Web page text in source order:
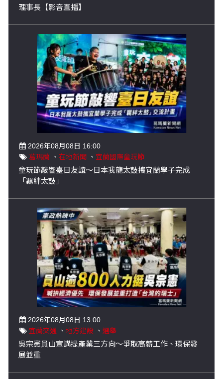
理事長【影音直播】
2026年08月08日 16:00
葛瑪蘭 、 在地新聞 、 宜蘭國際童玩節
童玩節敲響臺日友誼～日本我龍太鼓攜宜蘭學子完成
「羈絆太鼓」
2026年08月08日 13:00
宜蘭交通 、 地方建設 、 選舉
吳宗憲員山宣講提產業三方向～爭取高薪工作、環保發
展並重